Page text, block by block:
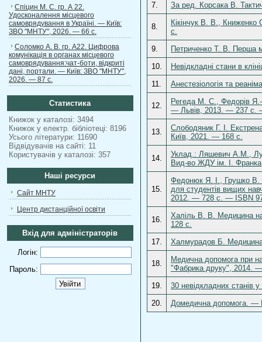
Спіцин М. С. гр. А 22.
Удосконалення місцевого
самоврядування в Україні. — Київ:
ЗВО "МНТУ", 2026. — 66 с.
Соломко А. В. гр. А22. Цифрова
комунікація в органах місцевого
самоврядування:чат-боти, відкриті
дані, портали. — Київ: ЗВО "МНТУ",
2026. — 87 с.
Статистика
Книжок у каталозі: 3494
Книжок у електр. бібліотеці: 8196
Усього літератури: 11690
Відвідувачів на сайті: 11
Користувачів у каталозі: 357
Наші ресурси
Сайт МНТУ
Центр дистанційної освіти
Вхід для адміністраторів
Логін:
Пароль:
7.
За ред. Корсака В.
8.
Кікінчук В. В.,
с.
9.
Петриченко Т. В. Перша
10.
Невідкладні стани в
11.
Анестезіологія та
12.
Регеда М. С., Федорів Я.-
— Львів, 2013. — 237 с.
13.
Слободяник Г. І.
Київ, 2021. — 168 с.
14.
Уклад.: Ляшевич А.М.,
Вид-во ЖДУ ім. І.
15.
Федонюк Я. І., Грушко В.
для студентів вищих
2012. — 728 с. — ISBN
16.
Халіль В. В. Медицина
128 с.
17.
Халмурадов Б. Медицина
18.
Медична допомога при
"Фабрика друку", 2014.
19.
30 невідкладних станів
20.
Домедична допомога. —